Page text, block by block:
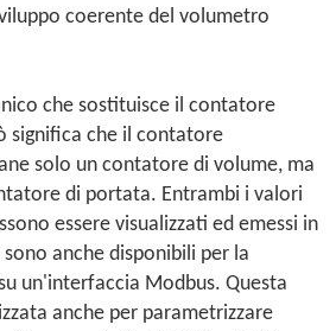
coerente del volumetro
che sostituisce il contatore
significa che il contatore
solo un contatore di volume, ma
di portata. Entrambi i valori
essere visualizzati ed emessi in
anche disponibili per la
un'interfaccia Modbus. Questa
anche per parametrizzare